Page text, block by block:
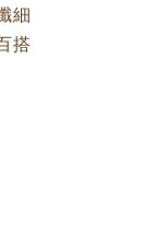
細
搭